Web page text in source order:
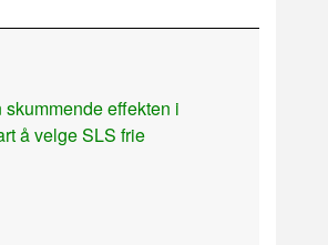
effekten i
å velge SLS frie